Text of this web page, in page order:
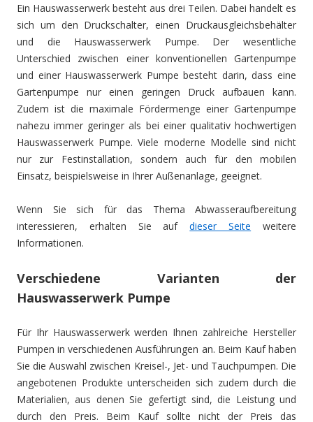
Ein Hauswasserwerk besteht aus drei Teilen. Dabei handelt es
sich um den Druckschalter, einen Druckausgleichsbehälter
und die Hauswasserwerk Pumpe. Der wesentliche
Unterschied zwischen einer konventionellen Gartenpumpe
und einer Hauswasserwerk Pumpe besteht darin, dass eine
Gartenpumpe nur einen geringen Druck aufbauen kann.
Zudem ist die maximale Fördermenge einer Gartenpumpe
nahezu immer geringer als bei einer qualitativ hochwertigen
Hauswasserwerk Pumpe. Viele moderne Modelle sind nicht
nur zur Festinstallation, sondern auch für den mobilen
Einsatz, beispielsweise in Ihrer Außenanlage, geeignet.
Wenn Sie sich für das Thema Abwasseraufbereitung
interessieren, erhalten Sie aufdieser Seite weitere
Informationen.
Verschiedene Varianten der
Hauswasserwerk Pumpe
Für Ihr Hauswasserwerk werden Ihnen zahlreiche Hersteller
Pumpen in verschiedenen Ausführungen an. Beim Kauf haben
Sie die Auswahl zwischen Kreisel-, Jet- und Tauchpumpen. Die
angebotenen Produkte unterscheiden sich zudem durch die
Materialien, aus denen Sie gefertigt sind, die Leistung und
durch den Preis. Beim Kauf sollte nicht der Preis das